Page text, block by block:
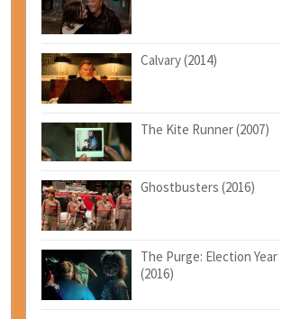
Calvary (2014)
The Kite Runner (2007)
Ghostbusters (2016)
The Purge: Election Year
(2016)